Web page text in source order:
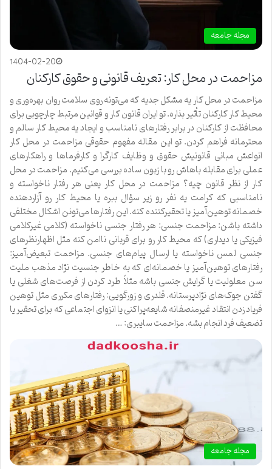
مجله جامعه
1404-02-20
مزاحمت در محل کار: تعریف قانونی و حقوق کارکنان
مزاحمت در محل کار یه مشکل جدیه که می‌تونه روی سلامت روان بهره‌وری و
محیط کار کارکنان تأثیر بذاره. تو ایران قانون کار و قوانین مرتبط چارچوبی برای
محافظت از کارکنان در برابر رفتارهای نامناسب و ایجاد یه محیط کار سالم و
محترمانه فراهم کردن. تو این مقاله مفهوم حقوقی مزاحمت در محل کار
انواعش مبانی قانونیش حقوق و وظایف کارگرا و کارفرماها و راهکارهای
عملی برای مقابله باهاش رو با زبون ساده بررسی می‌کنیم. مزاحمت در محل
کار از نظر قانون چیه؟ مزاحمت در محل کار یعنی هر رفتار ناخواسته و
نامناسبی که کرامت یه نفر رو زیر سؤال ببره یا محیط کار رو آزاردهنده
خصمانه توهین‌آمیز یا تحقیرکننده کنه. این رفتارها می‌تونن اشکال مختلفی
داشته باشن: مزاحمت جنسی: هر رفتار جنسی ناخواسته (کلامی غیرکلامی
فیزیکی یا دیداری) که محیط کار رو برای قربانی ناامن کنه مثل اظهارنظرهای
جنسی لمس ناخواسته یا ارسال پیام‌های جنسی. مزاحمت تبعیض‌آمیز:
رفتارهای توهین‌آمیز یا خصمانه‌ای که به خاطر جنسیت نژاد مذهب ملیت
سن معلولیت یا گرایش جنسی باشه مثلاً طرد کردن از فرصت‌های شغلی یا
گفتن جوک‌های نژادپرستانه. قلدری و زورگویی: رفتارهای مکرری مثل توهین
فریاد زدن انتقاد غیرمنصفانه شایعه‌پراکنی یا انزوای اجتماعی که برای تحقیر یا
تضعیف فرد انجام بشه. مزاحمت سایبری: …
مجله جامعه